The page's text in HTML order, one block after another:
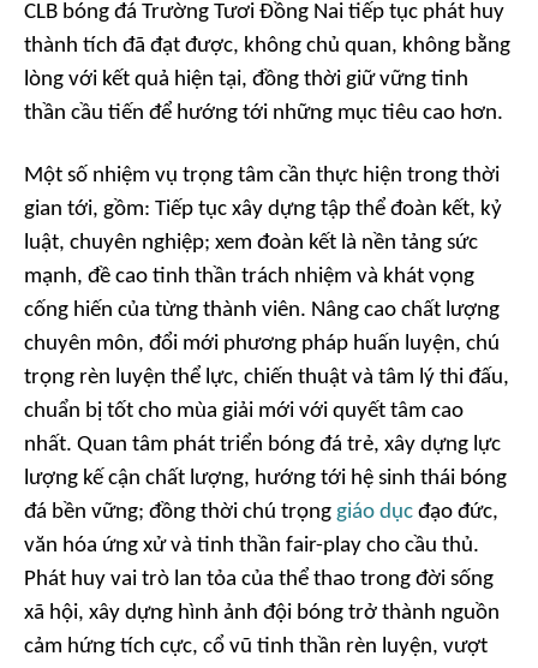
CLB bóng đá Trường Tươi Đồng Nai tiếp tục phát huy
thành tích đã đạt được, không chủ quan, không bằng
lòng với kết quả hiện tại, đồng thời giữ vững tinh
thần cầu tiến để hướng tới những mục tiêu cao hơn.
Một số nhiệm vụ trọng tâm cần thực hiện trong thời
gian tới, gồm: Tiếp tục xây dựng tập thể đoàn kết, kỷ
luật, chuyên nghiệp; xem đoàn kết là nền tảng sức
mạnh, đề cao tinh thần trách nhiệm và khát vọng
cống hiến của từng thành viên. Nâng cao chất lượng
chuyên môn, đổi mới phương pháp huấn luyện, chú
trọng rèn luyện thể lực, chiến thuật và tâm lý thi đấu,
chuẩn bị tốt cho mùa giải mới với quyết tâm cao
nhất. Quan tâm phát triển bóng đá trẻ, xây dựng lực
lượng kế cận chất lượng, hướng tới hệ sinh thái bóng
đá bền vững; đồng thời chú trọng giáo dục đạo đức,
văn hóa ứng xử và tinh thần fair-play cho cầu thủ.
Phát huy vai trò lan tỏa của thể thao trong đời sống
xã hội, xây dựng hình ảnh đội bóng trở thành nguồn
cảm hứng tích cực, cổ vũ tinh thần rèn luyện, vượt